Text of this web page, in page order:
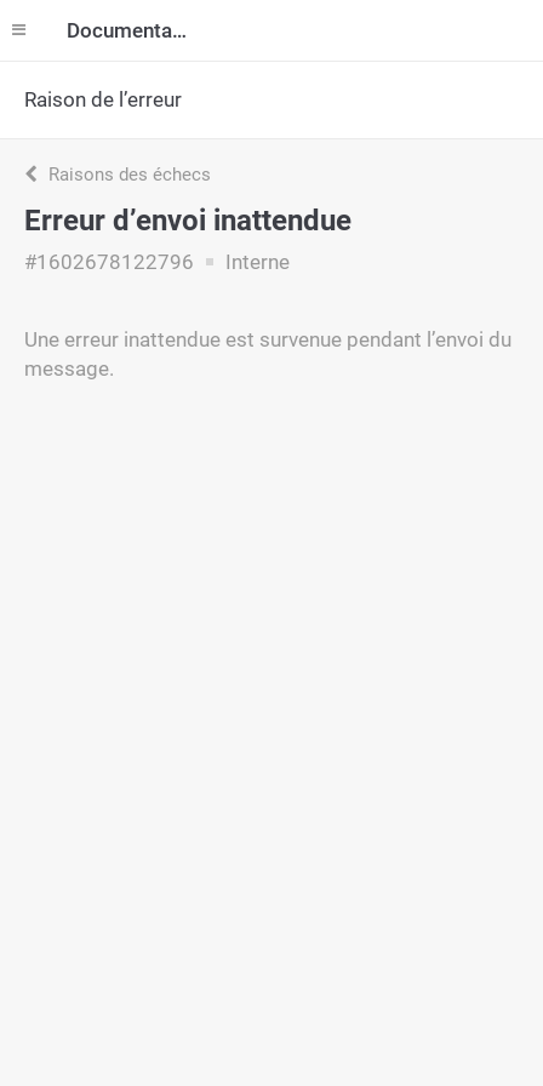
Documentation
Raison de l’erreur
Raisons des échecs
Erreur d’envoi inattendue
#1602678122796 Interne
Une erreur inattendue est survenue pendant l’envoi du
message.